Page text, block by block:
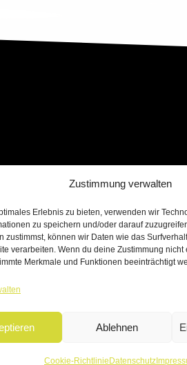
Zustimmung verwalten
Erlebnis zu bieten, verwenden wir
zu speichern und/oder darauf
zustimmst, können wir Daten wie das
verarbeiten. Wenn du deine Zustimmung nicht
Merkmale und Funktionen beeinträchtigt
Ablehnen
Cookie-Richtlinie Datenschutz